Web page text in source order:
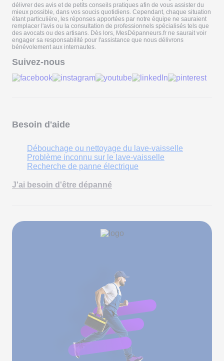
délivrer des avis et de petits conseils pratiques afin de vous assister du
mieux possible, dans vos soucis quotidiens. Cependant, chaque situation
étant particulière, les réponses apportées par notre équipe ne sauraient
remplacer l'avis ou la consultation de professionnels spécialisés tels que
des avocats ou des artisans. Dès lors, MesDépanneurs.fr ne saurait voir
engager sa responsabilité pour l'assistance que nous délivrons
bénévolement aux internautes.
Suivez-nous
Besoin d'aide
Débouchage ou nettoyage du lave-vaisselle
Problème inconnu sur le lave-vaisselle
Recherche de panne électrique
J'ai besoin d'être dépanné